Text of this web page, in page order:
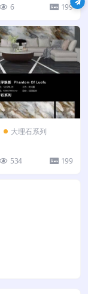
6 199
大理石系列
534 199